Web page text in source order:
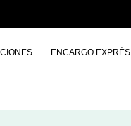
ENCARGO EXPRÉS